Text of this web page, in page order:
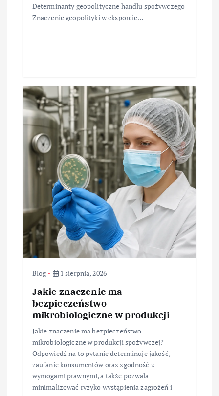
Determinanty geopolityczne handlu spożywczego
Znaczenie geopolityki w eksporcie…
Blog 1 sierpnia, 2026
Jakie znaczenie ma
bezpieczeństwo
mikrobiologiczne w produkcji
Jakie znaczenie ma bezpieczeństwo
mikrobiologiczne w produkcji spożywczej?
Odpowiedź na to pytanie determinuje jakość,
zaufanie konsumentów oraz zgodność z
wymogami prawnymi, a także pozwala
minimalizować ryzyko wystąpienia zagrożeń i